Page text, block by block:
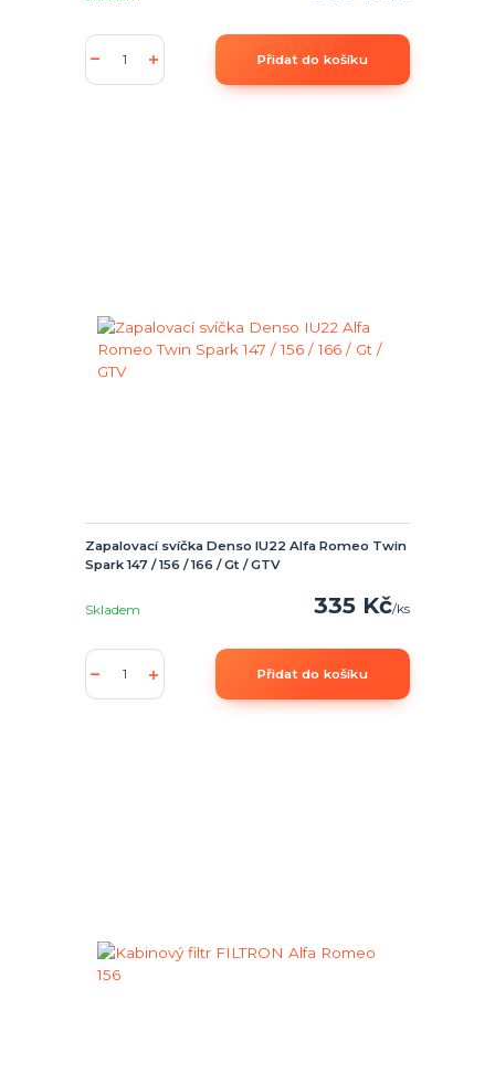
Přidat do košíku
Zapalovací svíčka Denso IU22 Alfa Romeo Twin
Spark 147 / 156 / 166 / Gt / GTV
335 Kč/ks
Skladem
Přidat do košíku